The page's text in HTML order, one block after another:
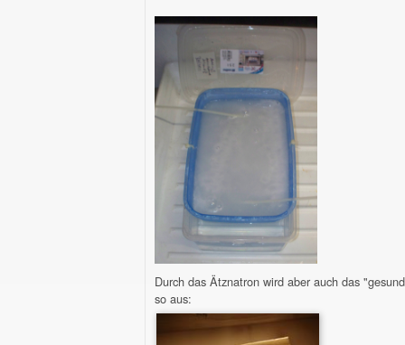
Durch das Ätznatron wird aber auch das
so aus: